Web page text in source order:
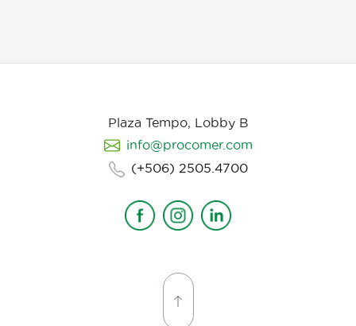
Plaza Tempo, Lobby B
info@procomer.com
(+506) 2505.4700